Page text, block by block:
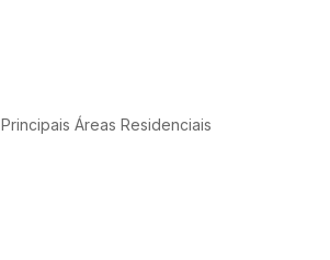
Principais Áreas Residenciais